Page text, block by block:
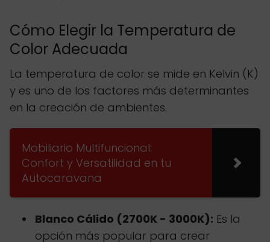
Cómo Elegir la Temperatura de
Color Adecuada
La temperatura de color se mide en Kelvin (K)
y es uno de los factores más determinantes
en la creación de ambientes.
Mobiliario Multifuncional:
Confort y Versatilidad en tu
Autocaravana
Blanco Cálido (2700K - 3000K): Es la
opción más popular para crear